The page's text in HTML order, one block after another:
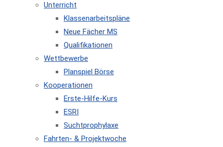
Unterricht
Klassenarbeitspläne
Neue Fächer MS
Qualifikationen
Wettbewerbe
Planspiel Börse
Kooperationen
Erste-Hilfe-Kurs
ESRI
Suchtprophylaxe
Fahrten- & Projektwoche